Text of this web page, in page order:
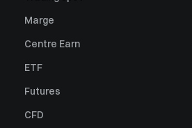
Marge
Centre Earn
ETF
Futures
CFD